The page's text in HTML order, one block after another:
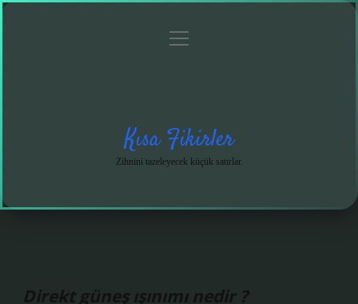
menüyü
Kısa Fikirler
Zihnini tazeleyecek küçük satırlar.
Direkt güneş ışınımı nedir ?